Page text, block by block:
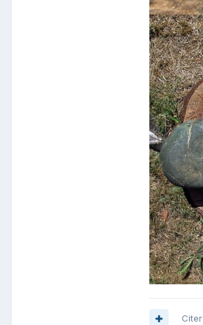
Citer